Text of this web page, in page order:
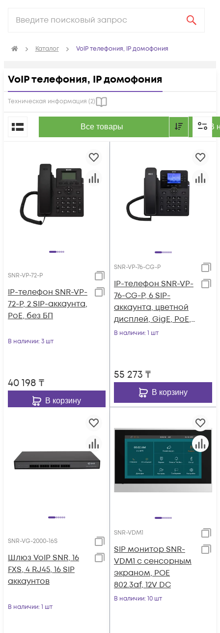
Каталог VoIP телефония, IP домофония
VoIP телефония, IP домофония
Техническая информация (2)
Все товары В
По популярности
SNR-VP-72-P
IP-телефон SNR-VP-
72-P, 2 SIP-аккаунта,
PoE, без БП
В наличии: 3 шт
40 198 ₸
В корзину
SNR-VP-76-CG-P
IP-телефон SNR-VP-
76-CG-P, 6 SIP-
аккаунта, цветной
дисплей, GigE, PoE,
без БП
В наличии: 1 шт
55 273 ₸
В корзину
SNR-VG-2000-16S
Шлюз VoIP SNR, 16
FXS, 4 RJ45, 16 SIP
аккаунтов
В наличии: 1 шт
SNR-VDM1
SIP монитор SNR-
VDM1 с сенсорным
экраном, POE
802.3af, 12V DC
В наличии: 10 шт